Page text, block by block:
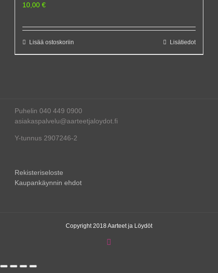
10,00 €
Lisää ostoskoriin Lisätiedot
Puhelin 040 449 0900
asiakaspalvelu@aarteetjaloydot.fi
Y-tunnus 2907246-2
Rekisteriseloste
Kaupankäynnin ehdot
Copyright 2018 Aarteet ja Löydöt